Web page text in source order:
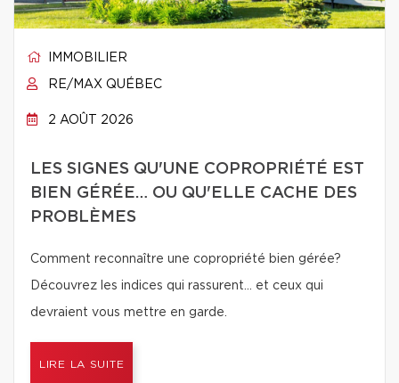
IMMOBILIER
RE/MAX QUÉBEC
2 AOÛT 2026
LES SIGNES QU'UNE COPROPRIÉTÉ EST
BIEN GÉRÉE… OU QU'ELLE CACHE DES
PROBLÈMES
Comment reconnaître une copropriété bien gérée?
Découvrez les indices qui rassurent… et ceux qui
devraient vous mettre en garde.
LIRE LA SUITE